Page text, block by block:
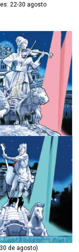
22-30 agosto
de agosto)